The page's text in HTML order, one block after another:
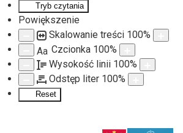
Tryb czytania
Powiększenie
Skalowanie treści 100%
Aa Czcionka 100%
Wysokość linii 100%
Odstęp liter 100%
Reset